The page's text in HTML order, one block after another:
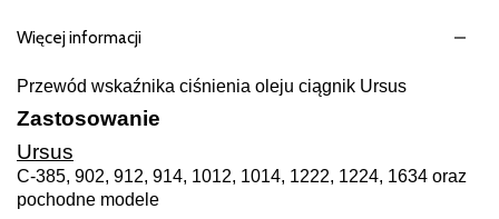
Więcej informacji
Przewód wskaźnika ciśnienia oleju ciągnik Ursus
Zastosowanie
Ursus
C-385, 902, 912, 914, 1012, 1014, 1222, 1224, 1634 oraz
pochodne modele